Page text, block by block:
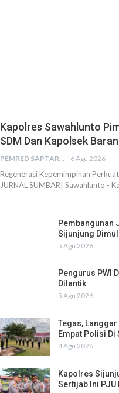
Kapolres Sawahlunto
SDM Dan Kapolsek
PEMRED SAPTARIUS 6 Agu 2026
Regenerasi Kepemimpinan
JURNAL SUMBAR| Sawahlunto -
Pembangunan
Sijunjung
5 Agu 2026
Pengurus PWI
Dilantik
5 Agu 2026
Tegas,
Empat Polisi
4 Agu 2026
Kapolres
Sertijab Ini PJU